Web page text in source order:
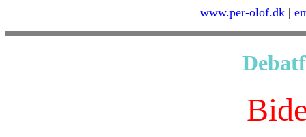
www.per-olof.dk |